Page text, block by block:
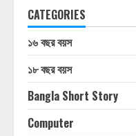
CATEGORIES
১৬ বছর বয়স
১৮ বছর বয়স
Bangla Short Story
Computer